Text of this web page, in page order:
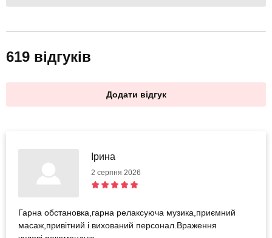
619 відгуків
Додати відгук
Ірина
2 серпня 2026
Гарна обстановка,гарна релаксуюча музика,приємний
масаж,привітний і вихований персонал.Враження